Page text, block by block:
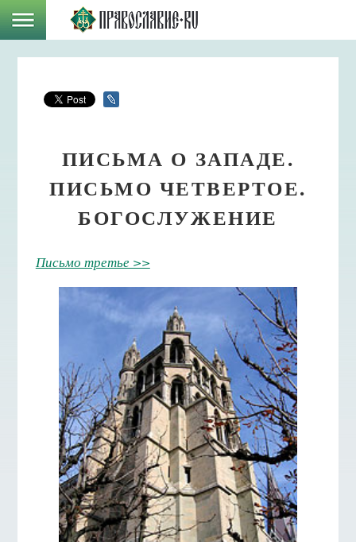
ПИСЬМА О ЗАПАДЕ.
ПИСЬМО ЧЕТВЕРТОЕ.
БОГОСЛУЖЕНИЕ
Письмо третье >>